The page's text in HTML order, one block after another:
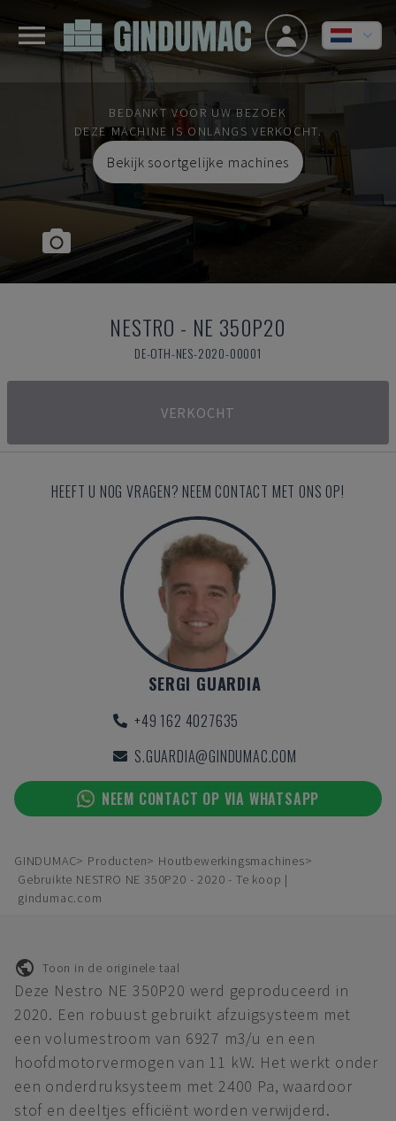
BEDANKT VOOR UW BEZOEK
DEZE MACHINE IS ONLANGS VERKOCHT.
Bekijk soortgelijke machines
NESTRO - NE 350P20
DE-OTH-NES-2020-00001
VERKOCHT
HEEFT U NOG VRAGEN? NEEM CONTACT MET ONS OP!
SERGI GUARDIA
+49 162 4027635
S.GUARDIA@GINDUMAC.COM
NEEM CONTACT OP VIA WHATSAPP
GINDUMAC Producten
Houtbewerkingsmachines
Gebruikte NESTRO NE 350P20 - 2020 - Te koop |
gindumac.com
Toon in de originele taal
Deze Nestro NE 350P20 werd geproduceerd in
2020. Een robuust gebruikt afzuigsysteem met
een volumestroom van 6927 m3/u en een
hoofdmotorvermogen van 11 kW. Het werkt onder
een onderdruksysteem met 2400 Pa, waardoor
stof en deeltjes efficiënt worden verwijderd.